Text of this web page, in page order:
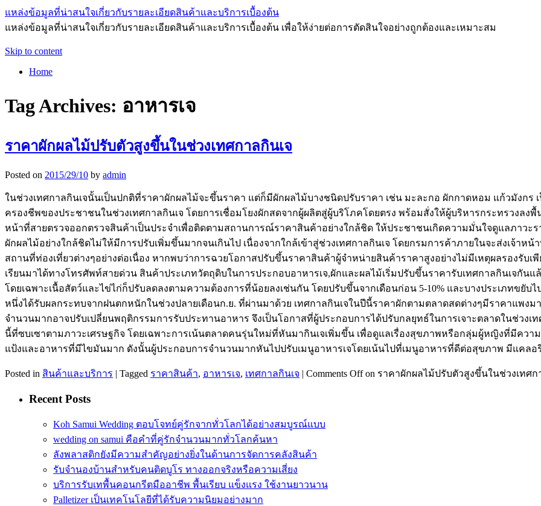
แหล่งข้อมูลที่น่าสนใจเกี่ยวกับรายละเอียดสินค้าและบริการเบื้องต้น
แหล่งข้อมูลที่น่าสนใจเกี่ยวกับรายละเอียดสินค้าและบริการเบื้องต้น เพื่อให้ง่ายต่อการตัดสินใจอย่างถูกต้องและเหมาะสม
Skip to content
Home
Tag Archives: อาหารเจ
ราคาผักผลไม้ปรับตัวสูงขึ้นในช่วงเทศกาลกินเจ
Posted on 2015/29/10 by admin
ในช่วงเทศกาลกินเจนั้นเป็นปกติที่ราคาผักผลไม้จะขึ้นราคา แต่ก็มีผักผลไม้บางชนิดปรับราคา เช่น มะละกอ ผักกาดหอม แก้วมังกร
ครองชีพของประชาชนในช่วงเทศกาลกินเจ โดยการเชื่อมโยงผักสดจากผู้ผลิตสู่ผู้บริโภคโดยตรง พร้อมสั่งให้ผู้บริหารกระทรวงล
หน้าที่สายตรวจออกตรวจสินค้าเป็นประจำเพื่อติดตามสถานการณ์ราคาสินค้าอย่างใกล้ชิด ให้ประชาชนเกิดความมั่นใจดูแลภาว
ผักผลไม้อย่างใกล้ชิดไม่ให้มีการปรับเพิ่มขึ้นมากจนเกินไป เนื่องจากใกล้เข้าสู่ช่วงเทศกาลกินเจ โดยกรมการค้าภายในจะส่งเจ้า
สถานที่ท่องเที่ยวต่างๆอย่างต่อเนื่อง หากพบว่าการฉวยโอกาสปรับขึ้นราคาสินค้าผู้จำหน่ายสินค้าราคาสูงอย่างไม่มีเหตุผลรองรั
เรียนมาได้ทางโทรศัพท์สายด่วน สินค้าประเภทวัตถุดิบในการประกอบอาหารเจ,ผักและผลไม้เริ่มปรับขึ้นราคารับเทศกาลกินเจกั
โดยเฉพาะเนื้อสัตว์และไข่ไก่ก็ปรับลดลงตามความต้องการที่น้อยลงเช่นกัน โดยปรับขึ้นจากเดือนก่อน 5-10% และบางประเภทขยับ
หนึ่งได้รับผลกระทบจากฝนตกหนักในช่วงปลายเดือนก.ย. ที่ผ่านมาด้วย เทศกาลกินเจในปีนี้ราคาผักตามตลาดสดต่างๆมีราคาแพง
จำนวนมากอาจปรับเปลี่ยนพฤติกรรมการรับประทานอาหาร จึงเป็นโอกาสที่ผู้ประกอบการได้ปรับกลยุทธ์ในการเจาะตลาดในช่วงเ
นี้ที่ซบเซาตามภาวะเศรษฐกิจ โดยเฉพาะการเน้นตลาดคนรุ่นใหม่ที่หันมากินเจเพิ่มขึ้น เพื่อดูแลเรื่องสุขภาพหรือกลุ่มผู้หญิงที่มีควา
แป้งและอาหารที่มีไขมันมาก ดังนั้นผู้ประกอบการจำนวนมากหันไปปรับเมนูอาหารเจโดยเน้นไปที่เมนูอาหารที่ดีต่อสุขภาพ มีแคล
Posted in สินค้าและบริการ | Tagged ราคาสินค้า, อาหารเจ, เทศกาลกินเจ | Comments Offon ราคาผักผลไม้ปรับตัวสูงขึ้นในช่วงเทศก
Recent Posts
Koh Samui Wedding ตอบโจทย์คู่รักจากทั่วโลกได้อย่างสมบูรณ์แบบ
wedding on samui คือคำที่คู่รักจำนวนมากทั่วโลกค้นหา
ลังพลาสติกยังมีความสำคัญอย่างยิ่งในด้านการจัดการคลังสินค้า
รับจำนองบ้านสำหรับคนติดบูโร ทางออกจริงหรือความเสี่ยง
บริการรับเทพื้นคอนกรีตมืออาชีพ พื้นเรียบ แข็งแรง ใช้งานยาวนาน
Palletizer เป็นเทคโนโลยีที่ได้รับความนิยมอย่างมาก